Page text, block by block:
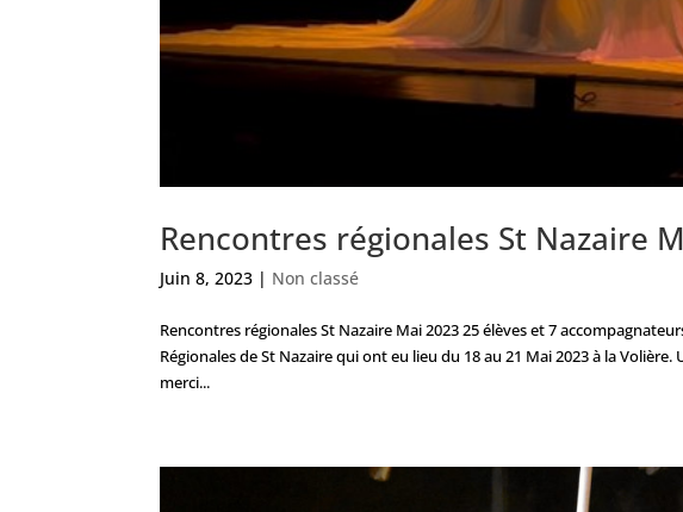
Rencontres régionales St Nazaire
Juin 8, 2023 | Non classé
Rencontres régionales St Nazaire Mai 2023 25 élèves et 7
Régionales de St Nazaire qui ont eu lieu du 18 au 21 Mai 2023 à la
merci...